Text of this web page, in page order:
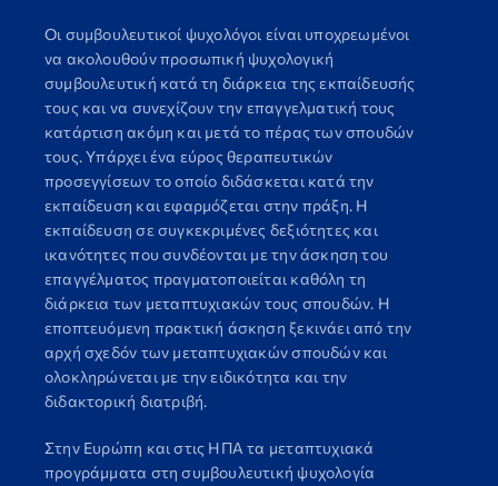
Οι συμβουλευτικοί ψυχολόγοι είναι υποχρεωμένοι
να ακολουθούν προσωπική ψυχολογική
συμβουλευτική κατά τη διάρκεια της εκπαίδευσής
τους και να συνεχίζουν την επαγγελματική τους
κατάρτιση ακόμη και μετά το πέρας των σπουδών
τους. Υπάρχει ένα εύρος θεραπευτικών
προσεγγίσεων το οποίο διδάσκεται κατά την
εκπαίδευση και εφαρμόζεται στην πράξη. Η
εκπαίδευση σε συγκεκριμένες δεξιότητες και
ικανότητες που συνδέονται με την άσκηση του
επαγγέλματος πραγματοποιείται καθόλη τη
διάρκεια των μεταπτυχιακών τους σπουδών. Η
εποπτευόμενη πρακτική άσκηση ξεκινάει από την
αρχή σχεδόν των μεταπτυχιακών σπουδών και
ολοκληρώνεται με την ειδικότητα και την
διδακτορική διατριβή.
Στην Ευρώπη και στις ΗΠΑ τα μεταπτυχιακά
προγράμματα στη συμβουλευτική ψυχολογία